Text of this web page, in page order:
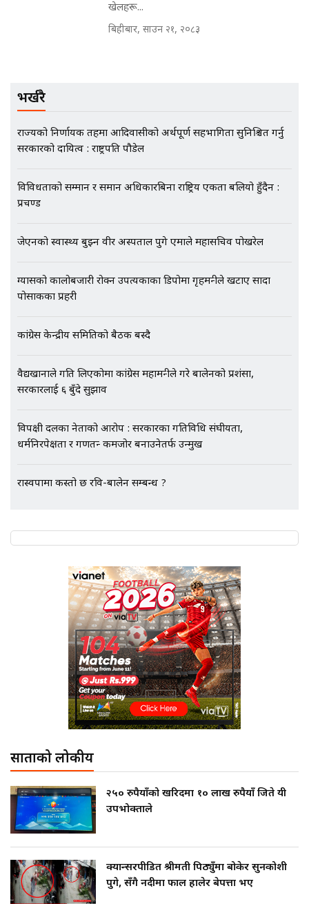
मृतकका परिवारप्रति मेडिकल काउन्सीलको
बदनियत ! न्याय खोज्दै भौतारिदै सुवास
कनेक्सन ! || VISIT VISA SCAM
भिजिट भिसामा गृह मन्त्रालयकै सेटिङः१
एभरेष्ट अस्पताल फलोअपः CCTV फुटेज
खेलहरू...
बिहीबार, साउन २१, २०८३
भर्खरै
राज्यको निर्णायक तहमा आदिवासीको अर्थपूर्ण सहभागिता सुनिश्चित गर्नु
सरकारको दायित्व : राष्ट्रपति पौडेल
विविधताको सम्मान र समान अधिकारबिना राष्ट्रिय एकता बलियो हुँदैन :
प्रचण्ड
जेएनको स्वास्थ्य बुझ्न वीर अस्पताल पुगे एमाले महासचिव पोखरेल
ग्यासको कालोबजारी रोक्न उपत्यकाका डिपोमा गृहमन्त्रीले खटाए सादा
पोसाकका प्रहरी
कांग्रेस केन्द्रीय समितिको बैठक बस्दै
वैद्यखानाले गति लिएकोमा कांग्रेस महामन्त्रीले गरे बालेनको प्रशंसा,
सरकारलाई ६ बुँदे सुझाव
विपक्षी दलका नेताको आरोप : सरकारका गतिविधि संघीयता,
धर्मनिरपेक्षता र गणतन्त्र कमजोर बनाउनेतर्फ उन्मुख
रास्वपामा कस्तो छ रवि-बालेन सम्बन्ध ?
साताको लोकप्रीय
२५० रुपैयाँको खरिदमा १० लाख रुपैयाँ जिते यी
उपभोक्ताले
क्यान्सरपीडित श्रीमती पिठ्युँमा बोकेर सुनकोशी
पुगे, सँगै नदीमा फाल हालेर बेपत्ता भए